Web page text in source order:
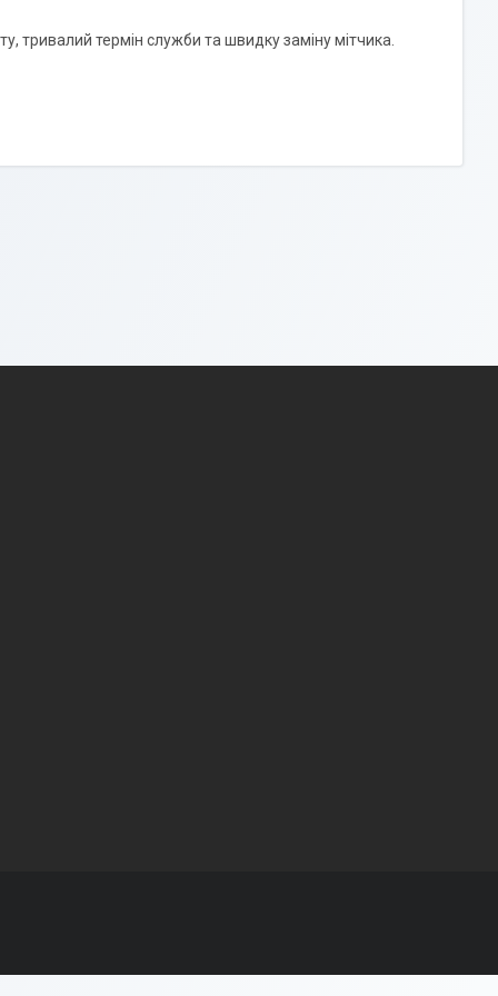
тривалий термін служби та швидку заміну мітчика.